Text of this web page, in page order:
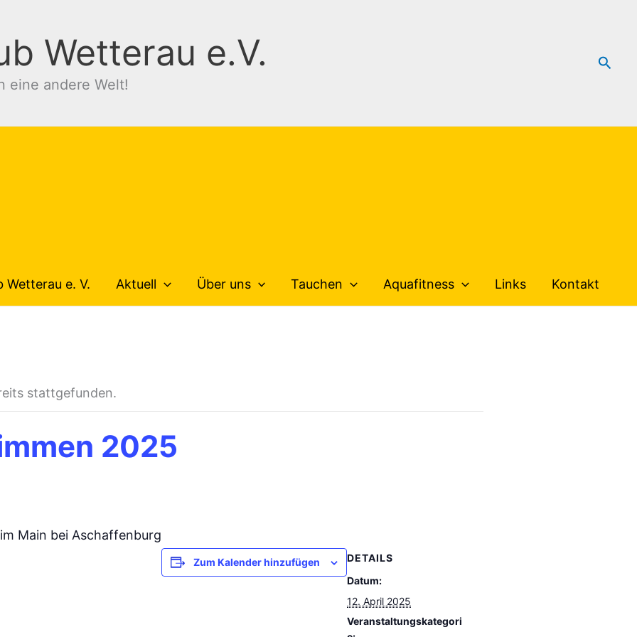
Wetterau e.V.
eine andere Welt!
Wetterau e. V. Aktuell Über uns Tauchen Aquafitness Links Kontakt
stattgefunden.
2025
Main bei Aschaffenburg
Zum Kalender hinzufügen
DETAILS
Datum:
12. April 2025
Veranstaltungskategori